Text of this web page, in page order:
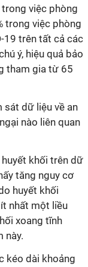
việc phòng
trong việc phòng
19 trên tất cả các
ý, hiệu quả bảo
tham gia từ 65
sát dữ liệu về an
nào liên quan
khối trên dữ
tăng nguy cơ
huyết khối
nhất một liều
xoang tĩnh
này.
kéo dài khoảng